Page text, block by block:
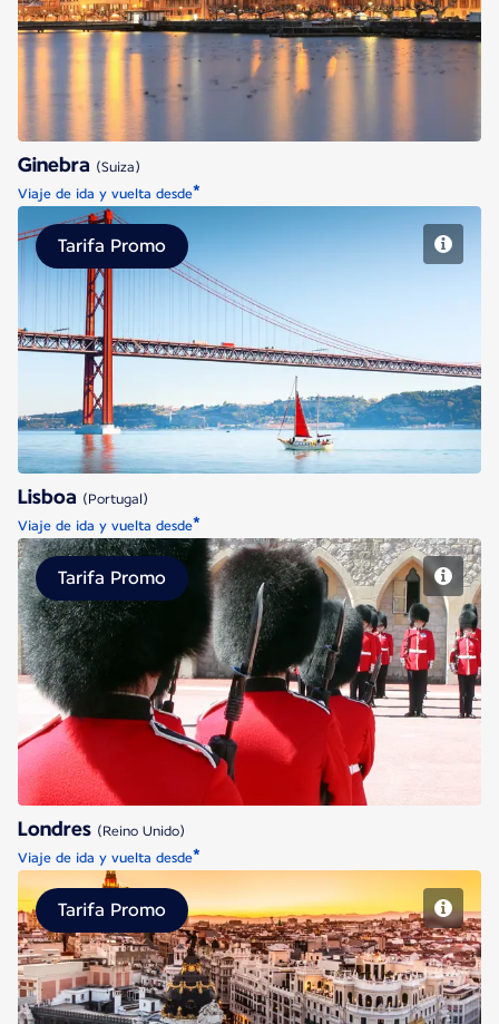
Ginebra
Ginebra (Suiza)
Viaje de ida y vuelta desde*
Lisboa
Tarifa Promo
Lisboa (Portugal)
Viaje de ida y vuelta desde*
Londres
Tarifa Promo
Londres (Reino Unido)
Viaje de ida y vuelta desde*
Madrid
Tarifa Promo